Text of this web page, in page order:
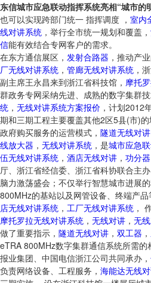
东信城市应急联动指挥系统亮相“城市的
也可以实现跨部门统一 指挥调度 ， 室内
线对讲系统 ，举行全市统一规划和覆盖，
信能有效结合专网客户的需求。
在东方通信展区， 发射合路器 ，推动产
厂无线对讲系统 ， 管廊无线对讲系统 ，
副主席王永昌来到浙江省科技馆， 摩托
群政务专网采纳先进、成熟的数字集群技
统 ， 无线对讲系统方案报价 ，计划2012
期和三期工程主要覆盖其他2区5县(市)的
政府购买服务的运营模式， 隧道无线对讲
线放大器 ， 无线对讲系统 ，是城市应急
伍无线对讲系统 ， 酒店无线对讲 ， 功分器
厅、浙江省经信委、浙江省科协联合主
脑力激荡盛会；不仅举行智慧城市进展
800MHz的基站以及网管设备、终端产品
店无线对讲系统 ， 工厂无线对讲系统 ，
摩托罗拉无线对讲系统 ， 无线对讲 ， 无
做了重要指示， 隧道无线对讲 ， 双工器 ，
eTRA 800MHz数字集群通信系统所需
报业集团、中国电信浙江公司共同承办，
负责网络设备、工程服务， 海能达无线